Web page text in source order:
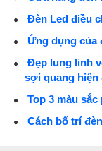
Đèn Led điều
Ứng dụng của
Đẹp lung linh
sợi quang hiện
Top 3 màu
Cách bố trí